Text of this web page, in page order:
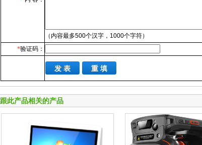
（内容最多500个汉字，1000个字符）
*验证码：
跟此产品相关的产品